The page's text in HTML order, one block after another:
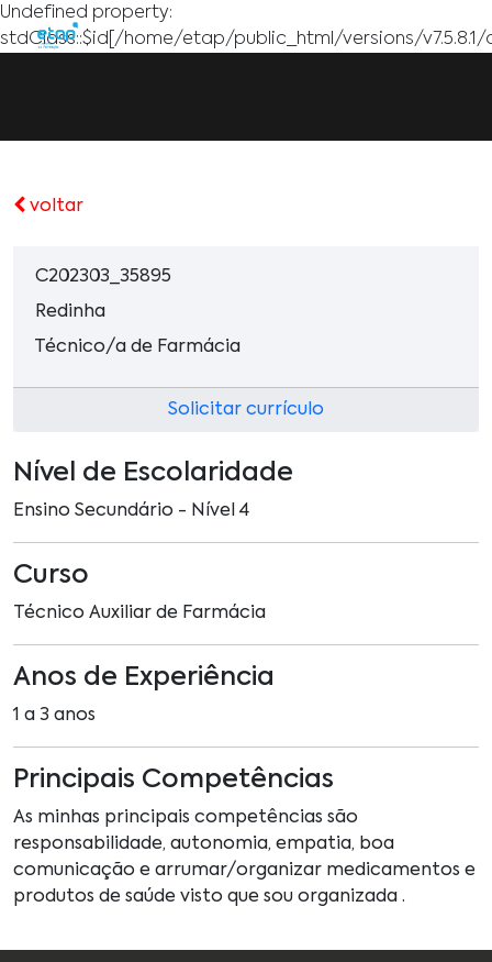
Undefined property:
stdClass::$id[/home/etap/public_html/versions/
voltar
C202303_35895
Redinha
Técnico/a de Farmácia
Solicitar currículo
Nível de Escolaridade
Ensino Secundário - Nível 4
Curso
Técnico Auxiliar de Farmácia
Anos de Experiência
1 a 3 anos
Principais Competências
As minhas principais competências são
responsabilidade, autonomia, empatia, boa
comunicação e arrumar/organizar medicamentos e
produtos de saúde visto que sou organizada .